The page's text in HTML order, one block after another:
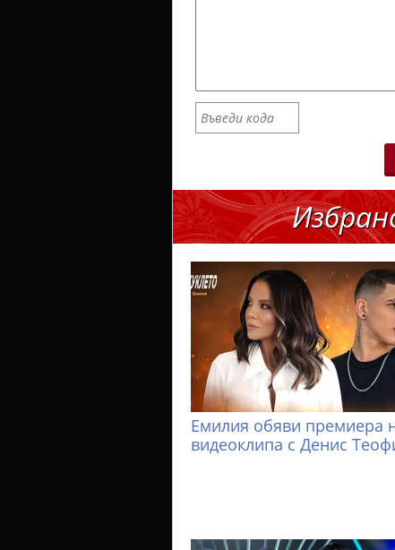
Емилия обяви премиера
видеоклипа с Денис